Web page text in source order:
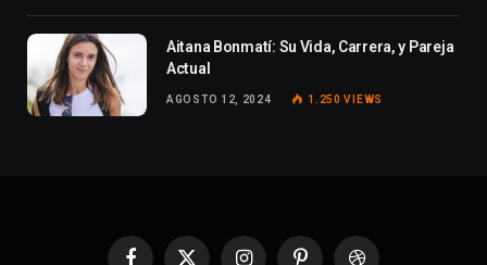
Aitana Bonmatí: Su Vida, Carrera, y Pareja
Actual
AGOSTO 12, 2024 1.250VIEWS